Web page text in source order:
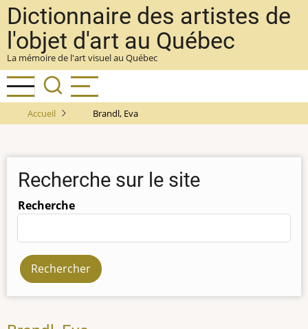
Aller
au
contenu
principal
Dictionnaire des artistes de
l'objet d'art au Québec
La mémoire de l'art visuel au Québec
Accueil Brandl, Eva
Recherche sur le site
Recherche